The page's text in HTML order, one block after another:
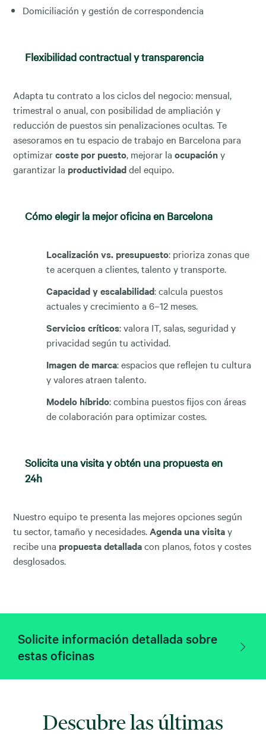
Domiciliación y gestión de correspondencia
Flexibilidad contractual y transparencia
Adapta tu contrato a los ciclos del negocio: mensual,
trimestral o anual, con posibilidad de ampliación y
reducción de puestos sin penalizaciones ocultas. Te
asesoramos en tu espacio de trabajo en Barcelona para
optimizarcoste por puesto, mejorar la ocupacióny
garantizar la productividaddel equipo.
Cómo elegir la mejor oficina en Barcelona
Localización vs. presupuesto: prioriza zonas que
te acerquen a clientes, talento y transporte.
Capacidad y escalabilidad: calcula puestos
actuales y crecimiento a 6–12 meses.
Servicios críticos: valora IT, salas, seguridad y
privacidad según tu actividad.
Imagen de marca: espacios que reflejen tu cultura
y valores atraen talento.
Modelo híbrido: combina puestos fijos con áreas
de colaboración para optimizar costes.
Solicita una visita y obtén una propuesta en
24h
Nuestro equipo te presenta las mejores opciones según
tu sector, tamaño y necesidades.Agenda una visitay
recibe una propuesta detalladacon planos, fotos y costes
desglosados.
Solicite información detallada sobre
estas oficinas
Descubre las últimas